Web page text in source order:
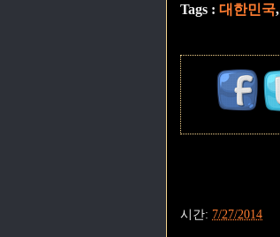
Tags : 대한민국,
시간: 7/27/2014